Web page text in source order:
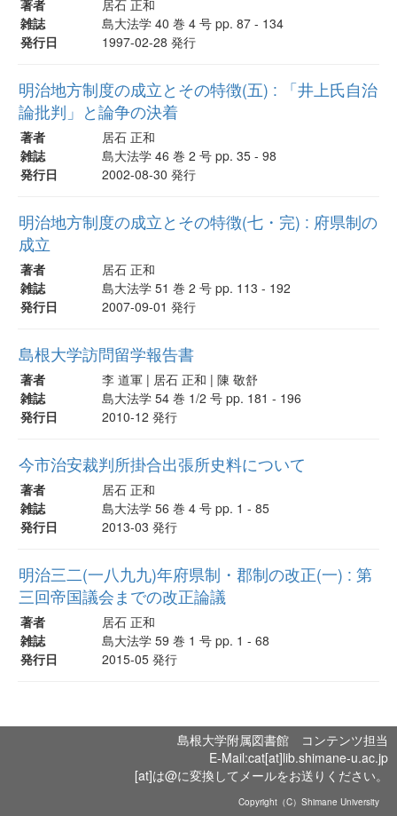
著者
居石 正和
雑誌
島大法学 40 巻 4 号 pp. 87 - 134
発行日
1997-02-28 発行
明治地方制度の成立とその特徴(五) : 「井上氏自治
論批判」と論争の決着
著者
居石 正和
雑誌
島大法学 46 巻 2 号 pp. 35 - 98
発行日
2002-08-30 発行
明治地方制度の成立とその特徴(七・完) : 府県制の
成立
著者
居石 正和
雑誌
島大法学 51 巻 2 号 pp. 113 - 192
発行日
2007-09-01 発行
島根大学訪問留学報告書
著者
李 道軍 | 居石 正和 | 陳 敬舒
雑誌
島大法学 54 巻 1/2 号 pp. 181 - 196
発行日
2010-12 発行
今市治安裁判所掛合出張所史料について
著者
居石 正和
雑誌
島大法学 56 巻 4 号 pp. 1 - 85
発行日
2013-03 発行
明治三二(一八九九)年府県制・郡制の改正(一) : 第
三回帝国議会までの改正論議
著者
居石 正和
雑誌
島大法学 59 巻 1 号 pp. 1 - 68
発行日
2015-05 発行
島根大学附属図書館 コンテンツ担当
E-Mail:cat[at]lib.shimane-u.ac.jp
[at]は@に変換してメールをお送りください。
Copyright（C）Shimane University